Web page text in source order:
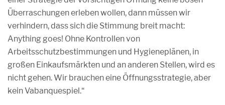
Überraschungen erleben wollen, dann müssen wir
verhindern, dass sich die Stimmung breit macht:
Anything goes! Ohne Kontrollen von
Arbeitsschutzbestimmungen und Hygieneplänen, in
großen Einkaufsmärkten und an anderen Stellen, wird es
nicht gehen. Wir brauchen eine Öffnungsstrategie, aber
kein Vabanquespiel.“